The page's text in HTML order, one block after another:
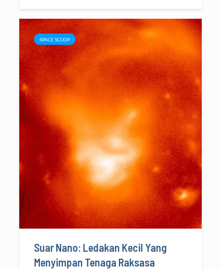
SPACE SCOOP
Suar Nano: Ledakan Kecil Yang
Menyimpan Tenaga Raksasa